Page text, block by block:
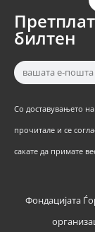
билтен
Со доставувањето
прочитале и се
сакате да примате
Фондацијата